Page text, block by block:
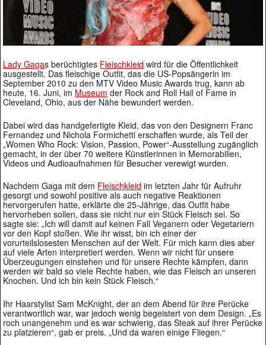
Lady Gagas berüchtigtes Fleischkleid wird für die Öffentlichkeit
ausgestellt. Das fleischige Outfit, das die US-Popsängerin im
September 2010 zu den MTV Video Music Awards trug, kann ab
heute, 16. Juni, im Museum der Rock and Roll Hall of Fame in
Cleveland, Ohio, aus der Nähe bewundert werden.
Dabei wird das handgefertigte Kleid, das von den Designern Franc
Fernandez und Nichola Formichetti erschaffen wurde, als Teil der
„Women Who Rock: Vision, Passion, Power“-Ausstellung zugänglich
gemacht, in der über 70 weitere Künstlerinnen in Memorabilien,
Videos und Audioaufnahmen für Besucher verewigt wurden.
Nachdem Gaga mit dem Fleischkleid im letzten Jahr für Aufruhr
gesorgt und sowohl positive als auch negative Reaktionen
hervorgerufen hatte, erklärte die 25-Jährige, das Outfit habe
hervorheben sollen, dass sie nicht nur ein Stück Fleisch sei. So
sagte sie: „Ich will damit auf keinen Fall Veganern oder Vegetariern
vor den Kopf stoßen. Wie ihr wisst, bin ich einer der
vorurteilslosesten Menschen auf der Welt. Für mich kann dies aber
auf viele Arten interpretiert werden. Wenn wir nicht für unsere
Überzeugungen einstehen und für unsere Rechte kämpfen, dann
werden wir bald so viele Rechte haben, wie das Fleisch an unseren
Knochen. Und ich bin kein Stück Fleisch.“
Ihr Haarstylist Sam McKnight, der an dem Abend für ihre Perücke
verantwortlich war, war jedoch wenig begeistert von dem Design. „Es
roch unangenehm und es war schwierig, das Steak auf ihrer Perücke
zu platzieren“, gab er preis. „Und da waren einige Fliegen.“